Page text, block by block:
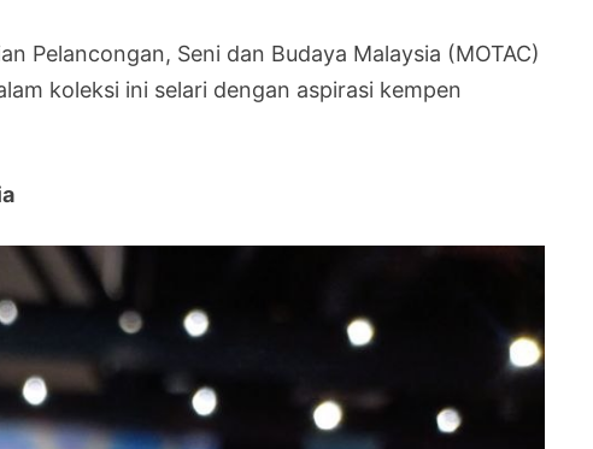
Pelancongan, Seni dan Budaya Malaysia (MOTAC)
koleksi ini selari dengan aspirasi kempen